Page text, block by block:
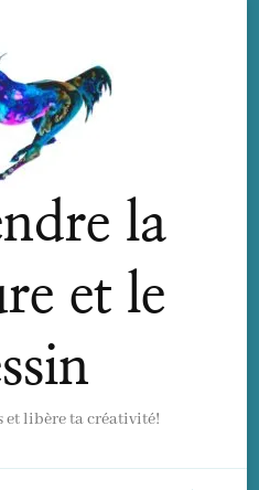
la
et le
et libère ta créativité!